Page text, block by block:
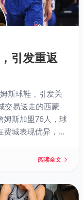
引发重返
斯球鞋，引发关
交易送走的西蒙
姆斯加盟76人，球
城表现优异，但
阅读全文